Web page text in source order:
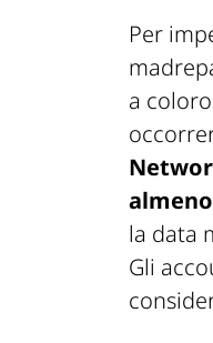
Per
a
la data
Gli